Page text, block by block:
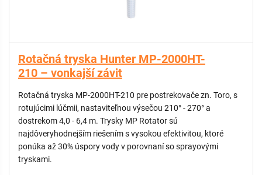
Rotačná tryska Hunter MP-2000HT-
210 – vonkajší závit
Rotačná tryska MP-2000HT-210 pre postrekovače zn. Toro, s
rotujúcimi lúčmii, nastaviteľnou výsečou 210° - 270° a
dostrekom 4,0 - 6,4 m. Trysky MP Rotator sú
najdôveryhodnejším riešením s vysokou efektivitou, ktoré
ponúka až 30% úspory vody v porovnaní so sprayovými
tryskami.